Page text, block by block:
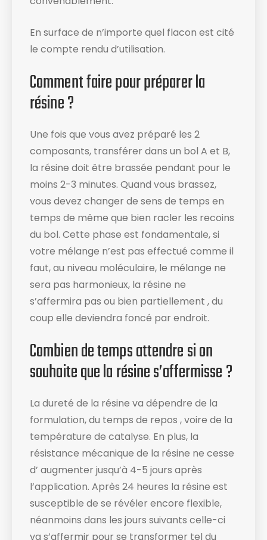
En surface de n’importe quel flacon est cité
le compte rendu d’utilisation​.
Comment faire pour préparer la
résine ?
Une fois que vous avez préparé les 2
composants, transférer dans un bol A et B,
la résine doit être brassée pendant pour le
moins 2-3 minutes. Quand vous brassez,
vous devez changer de sens de temps en
temps de même que bien racler les recoins
du bol​. Cette phase est fondamentale, si
votre mélange n’est pas effectué comme il
faut, au niveau moléculaire, le mélange ne
sera pas harmonieux, la résine ne
s’affermira pas ou bien partiellement , du
coup elle deviendra foncé par endroit.
Combien de temps attendre si on
souhaite que la résine s’affermisse ?
La dureté de la résine va dépendre de la
formulation, du temps de repos , voire de la
température de catalyse. En plus, la
résistance mécanique de la résine ne cesse
d’ augmenter jusqu’à 4-5 jours après
l’application. Après 24 heures la résine est
susceptible de se révéler encore flexible,
néanmoins dans les jours suivants celle-ci
va s’affermir pour se transformer tel du